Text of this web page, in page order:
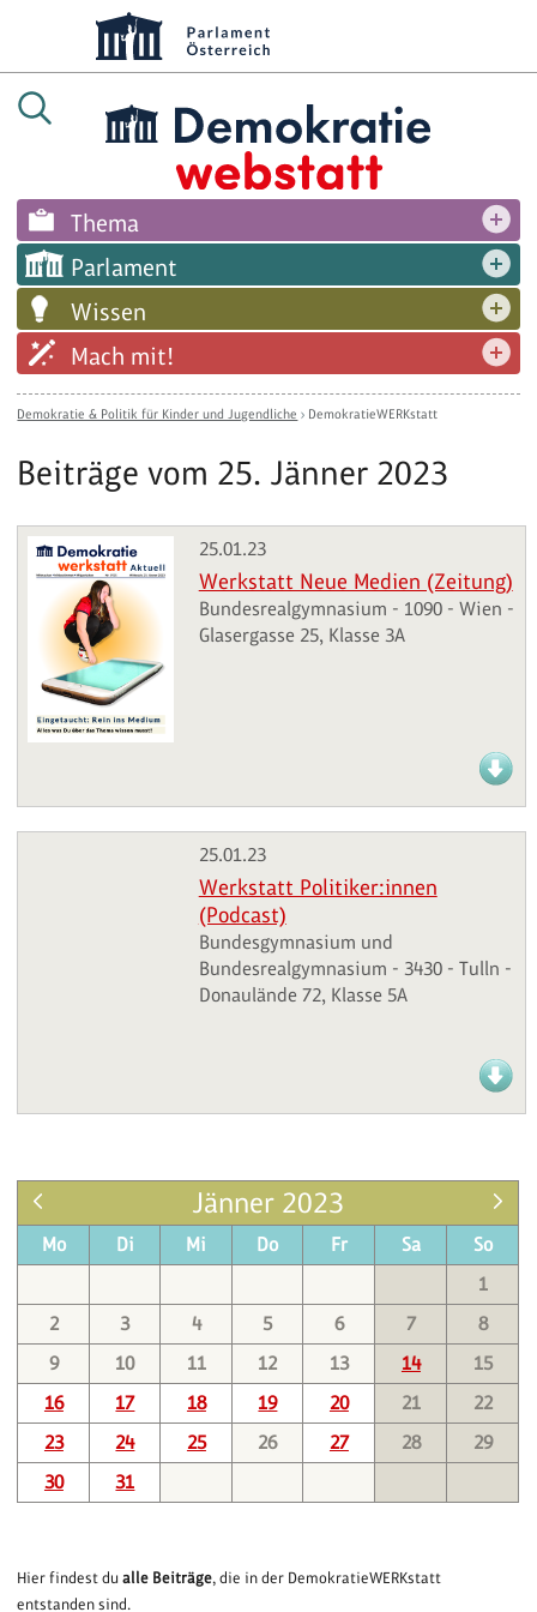
Thema
Parlament
Wissen
Mach mit!
Demokratie & Politik für Kinder und Jugendliche › DemokratieWERKstatt
Beiträge vom 25. Jänner 2023
25.01.23
Werkstatt Neue Medien (Zeitung)
Bundesrealgymnasium - 1090 - Wien -
Glasergasse 25, Klasse 3A
25.01.23
Werkstatt Politiker:innen
(Podcast)
Bundesgymnasium und
Bundesrealgymnasium - 3430 - Tulln -
Donaulände 72, Klasse 5A
Jänner 2023
Mo Di Mi Do Fr Sa
So
1
2
3 4 5 6 7
8
9
10 11 12 13 14
15
16
17 18 19 20 21
22
23
24 25 26 27 28
29
30
31
Hier findest dualle Beiträge, die in der DemokratieWERKstatt
entstanden sind.